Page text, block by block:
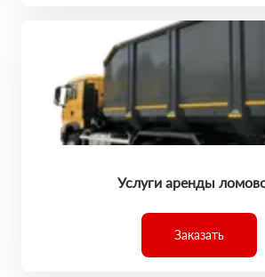
Услуги аренды
Заказать